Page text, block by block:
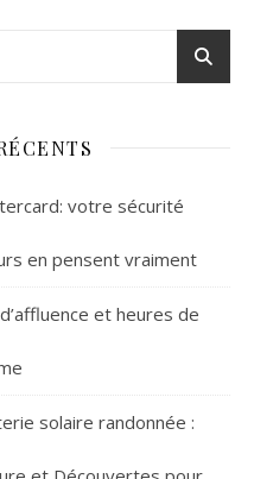
votre sécurité
en pensent vraiment
et heures de
solaire randonnée :